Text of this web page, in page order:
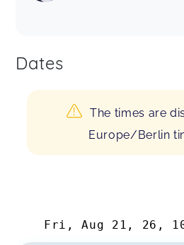
Dates
The times are
Europe/Berlin
Fri, Aug 21, 26 ,